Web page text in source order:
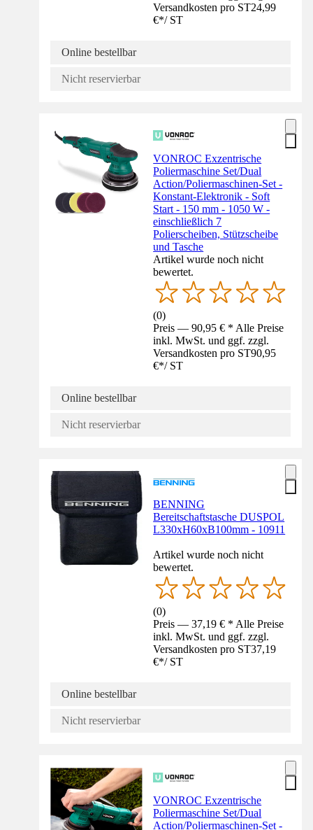
Versandkosten pro ST24,99
€*/ ST
Online bestellbar
Nicht reservierbar
VONROC Exzentrische
Poliermaschine Set/Dual
Action/Poliermaschinen-Set -
Konstant-Elektronik - Soft
Start - 150 mm - 1050 W -
einschließlich 7
Polierscheiben, Stützscheibe
und Tasche
Artikel wurde noch nicht
bewertet.
(0)
Preis — 90,95 € * Alle Preise
inkl. MwSt. und ggf. zzgl.
Versandkosten pro ST90,95
€*/ ST
Online bestellbar
Nicht reservierbar
BENNING
Bereitschaftstasche DUSPOL
L330xH60xB100mm - 10911
Artikel wurde noch nicht
bewertet.
(0)
Preis — 37,19 € * Alle Preise
inkl. MwSt. und ggf. zzgl.
Versandkosten pro ST37,19
€*/ ST
Online bestellbar
Nicht reservierbar
VONROC Exzentrische
Poliermaschine Set/Dual
Action/Poliermaschinen-Set -